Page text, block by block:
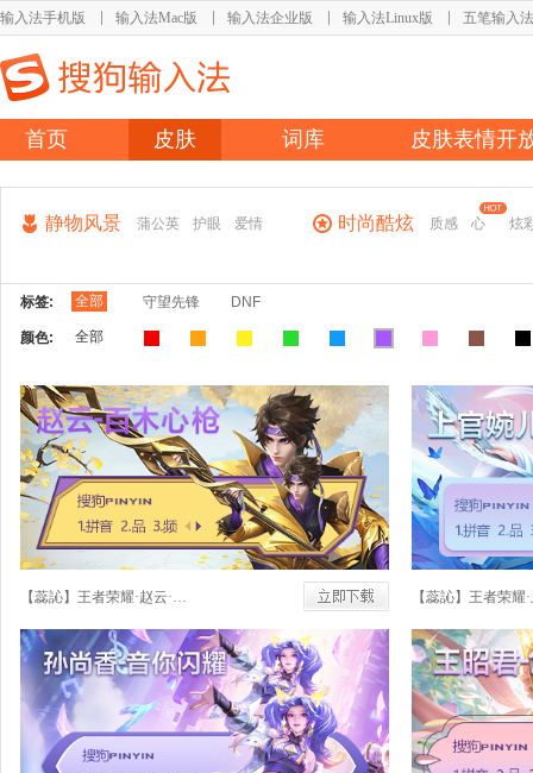
输入法手机版 输入法Mac版 输入法企业版 输入法Linux版 五笔输入法
首页 皮肤 词库 皮肤表情开
静物风景 蒲公英 护眼 爱情 时尚酷炫 质感 心 炫
标签: 全部 守望先锋 DNF
颜色: 全部
【蕊訫】王者荣耀·赵云·百木心枪